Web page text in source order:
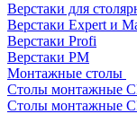
Верстаки для
Верстаки Expert и
Верстаки Profi
Верстаки РМ
Монтажные столы
Столы монтажные
Столы монтажные